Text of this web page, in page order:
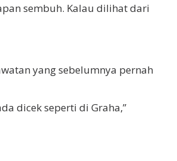
sembuh. Kalau dilihat dari
yang sebelumnya pernah
dicek seperti di Graha,”